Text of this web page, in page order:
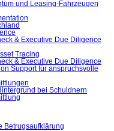
und Leasing-Fahrzeugen
& Executive Due Diligence
Tracing
& Executive Due Diligence
Support für anspruchsvolle
bei Schuldnern
Betrugsaufklärung